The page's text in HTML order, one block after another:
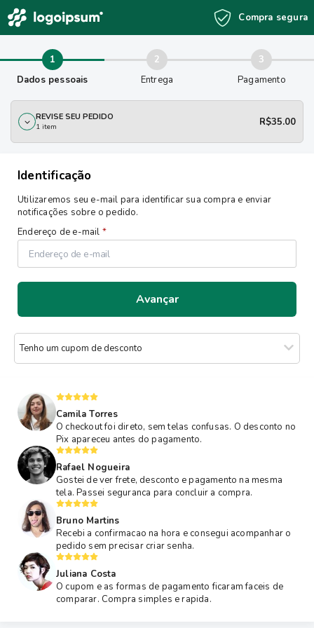
Compra segura
Finalizar compra
Dados pessoais
Entrega Pagamento
Identificação
Utilizaremos seu e-mail para identificar sua compra e enviar
notificações sobre o pedido.
Endereço de e-mail *
Avançar
REVISE SEU PEDIDO
1 item R$35.00
Tenho um cupom de desconto
Camila Torres
O checkout foi direto, sem telas confusas. O desconto no
Pix apareceu antes do pagamento.
Rafael Nogueira
Gostei de ver frete, desconto e pagamento na mesma
tela. Passei seguranca para concluir a compra.
Bruno Martins
Recebi a confirmacao na hora e consegui acompanhar o
pedido sem precisar criar senha.
Juliana Costa
O cupom e as formas de pagamento ficaram faceis de
comparar. Compra simples e rapida.